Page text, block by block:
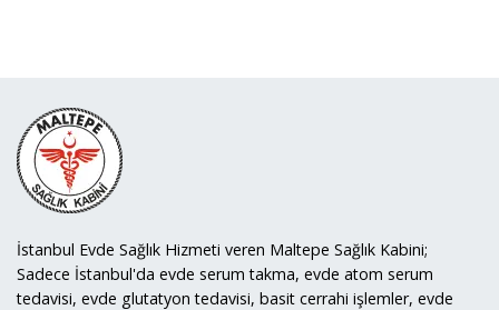
İstanbul Evde Sağlık Hizmeti veren Maltepe Sağlık Kabini;
Sadece İstanbul'da evde serum takma, evde atom serum
tedavisi, evde glutatyon tedavisi, basit cerrahi işlemler, evde